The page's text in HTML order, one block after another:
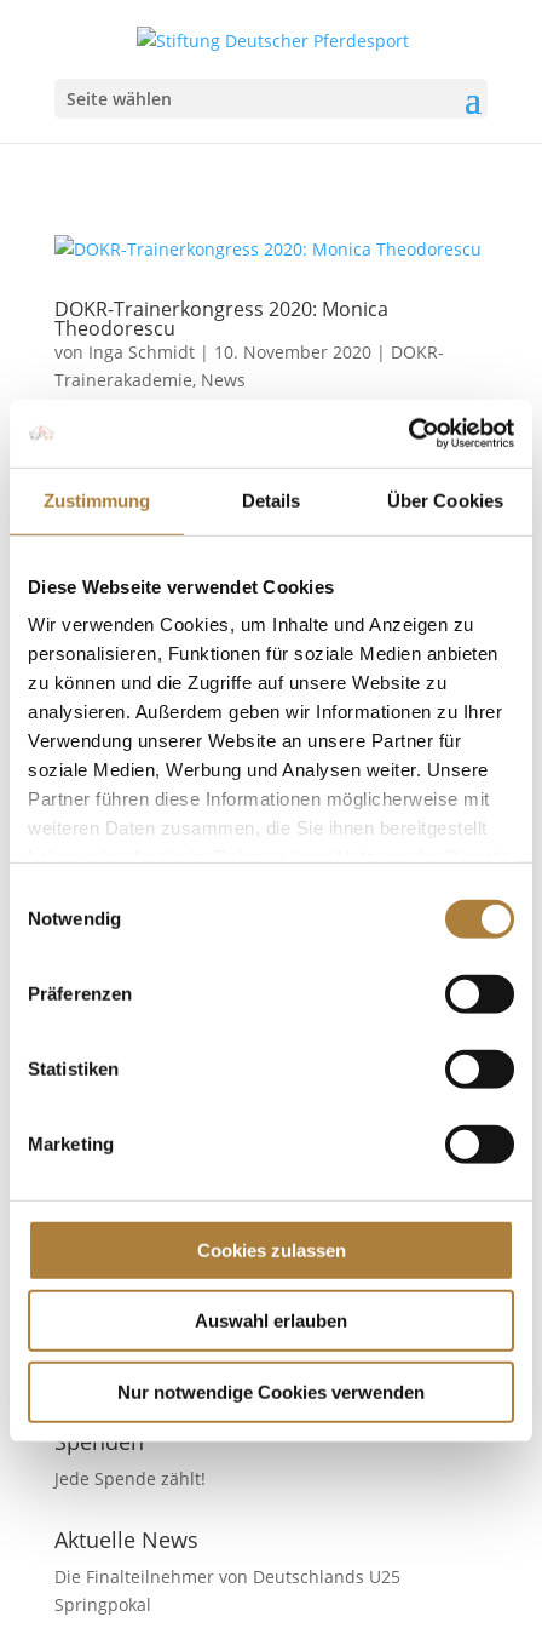
Zustimmung Details Über Cookies
Diese Webseite verwendet Cookies
Wir verwenden Cookies, um Inhalte und Anzeigen zu
personalisieren, Funktionen für soziale Medien anbieten
zu können und die Zugriffe auf unsere Website zu
analysieren. Außerdem geben wir Informationen zu Ihrer
Verwendung unserer Website an unsere Partner für
soziale Medien, Werbung und Analysen weiter. Unsere
Partner führen diese Informationen möglicherweise mit
weiteren Daten zusammen, die Sie ihnen bereitgestellt
Notwendig
Präferenzen
Statistiken
Marketing
Cookies zulassen
Auswahl erlauben
Nur notwendige Cookies verwenden
Seite wählen
DOKR-Trainerkongress 2020: Monica
Theodorescu
von Inga Schmidt| 10. November 2020| DOKR-
Trainerakademie, News
Über die Arbeit der Bundestrainer Dressur
der Bundestrainer Dressur. Cheftrainerin Monica
Theodorescu hat im Rahmen des DOKR-
Trainerkongresses 2020, präsentiert von der Stiftung
DOKR-Trainerkongress 2020: Ingrid Klimke
vonInga Schmidt|06. November 2020 |DOKR-
Trainerakademie,News
Es geht um Herzblut Warendorf. Als frischgebackene
Deutsche Meisterin war auch Ingrid Klimke beim
DOKR-Trainerkongress 2020, präsentiert von der
Stiftung Deutscher Spitzenpferdesport, zu Gast. Sie
hat berichtet, welche Ansprüche sie an einen
Trainerakademie
Ein Familienerfolg Warendorf. Justine und Maurice
Tebbel sind hocherfolgreich im Springsattel
unterwegs – ein Familienerfolg, denn ihr Vater René
ist der Trainer der beiden und Mutter Erika managt
im Hintergrund. Beim DOKR-Trainerkongress 2020,
Nächste Einträge »
Spenden
Jede Spende zählt!
Aktuelle News
Die Finalteilnehmer von Deutschlands U25
Springpokal